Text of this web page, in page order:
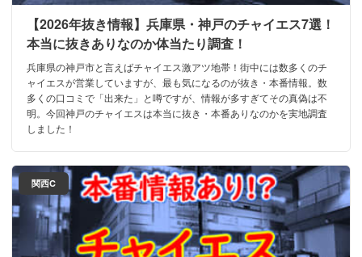
【2026年抜き情報】兵庫県・神戸のチャイエス7選！
本当に抜きありなのか体当たり調査！
兵庫県の神戸市と言えばチャイエス激アツ地帯！街中には数多くのチ
ャイエスが営業していますが、最も気になるのが抜き・本番情報。数
多くの口コミで「出来た」と噂ですが、情報が多すぎてその真偽は不
明。今回神戸のチャイエスは本当に抜き・本番ありなのかを実地調査
しました！
関西C